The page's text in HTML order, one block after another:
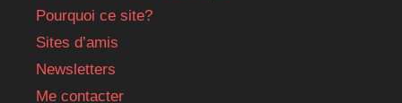
Pourquoi ce site?
Sites d’amis
Newsletters
Me contacter